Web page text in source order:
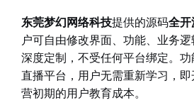
东莞梦幻网络科技提供的源码全开
户可自由修改界面、功能、业务
深度定制，不受任何平台绑定。
直播平台，用户无需重新学习，
营初期的用户教育成本。